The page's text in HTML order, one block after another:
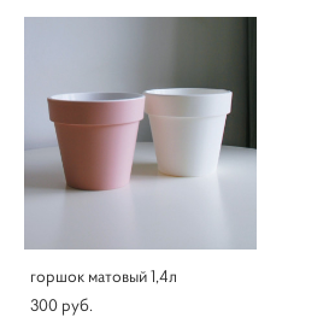
горшок матовый 1,4л
300 pуб.